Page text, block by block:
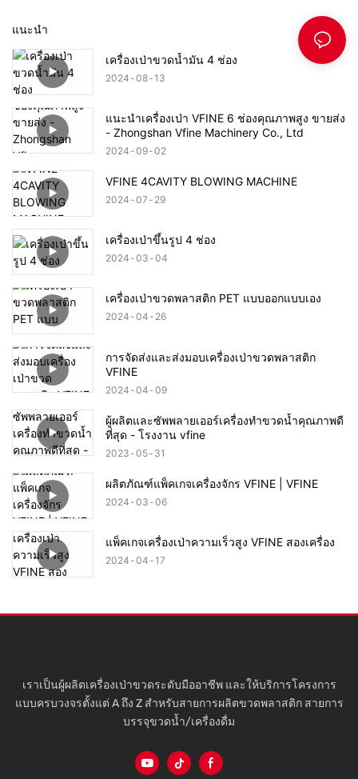
แนะนำ
เครื่องเป่าขวดน้ำมัน 4 ช่อง
2024 08 13
แนะนำเครื่องเป่า VFINE 6 ช่องคุณภาพสูง ขายส่ง
- Zhongshan Vfine Machinery Co., Ltd
2024 09 02
VFINE 4CAVITY BLOWING MACHINE
2024 07 29
เครื่องเป่าขึ้นรูป 4 ช่อง
2024 03 04
เครื่องเป่าขวดพลาสติก PET แบบออกแบบเอง
2024 04 26
การจัดส่งและส่งมอบเครื่องเป่าขวดพลาสติก
VFINE
2024 04 09
ผู้ผลิตและซัพพลายเออร์เครื่องทำขวดน้ำคุณภาพดี
ที่สุด - โรงงาน vfine
2023 05 31
ผลิตภัณฑ์แพ็คเกจเครื่องจักร VFINE | VFINE
2024 03 06
แพ็คเกจเครื่องเป่าความเร็วสูง VFINE สองเครื่อง
2024 04 17
เราเป็นผู้ผลิตเครื่องเป่าขวดระดับมืออาชีพ และให้บริการโครงการ
แบบครบวงจรตั้งแต่ A ถึง Z สำหรับสายการผลิตขวดพลาสติก สายการ
บรรจุขวดน้ำ/เครื่องดื่ม